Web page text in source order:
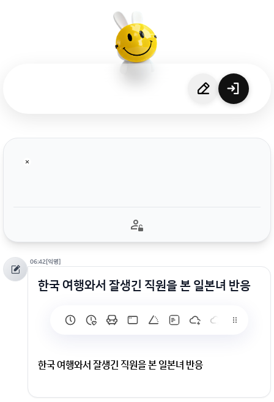
06:42[익명]
한국 여행와서 잘생긴 직원을 본 일본녀 반응
한국 여행와서 잘생긴 직원을 본 일본녀 반응